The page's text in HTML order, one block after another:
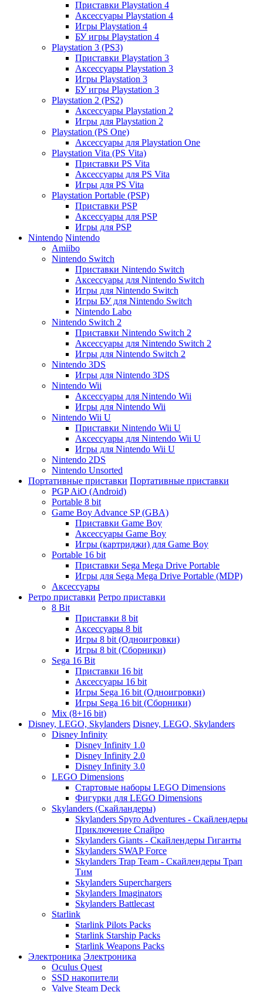
Приставки Playstation 4
Аксессуары Playstation 4
Игры Playstation 4
БУ игры Playstation 4
Playstation 3 (PS3)
Приставки Playstation 3
Аксессуары Playstation 3
Игры Playstation 3
БУ игры Playstation 3
Playstation 2 (PS2)
Аксессуары Playstation 2
Игры для Playstation 2
Playstation (PS One)
Аксессуары для Playstation One
Playstation Vita (PS Vita)
Приставки PS Vita
Аксессуары для PS Vita
Игры для PS Vita
Playstation Portable (PSP)
Приставки PSP
Аксессуары для PSP
Игры для PSP
Nintendo Nintendo
Amiibo
Nintendo Switch
Приставки Nintendo Switch
Аксессуары для Nintendo Switch
Игры для Nintendo Switch
Игры БУ для Nintendo Switch
Nintendo Labo
Nintendo Switch 2
Приставки Nintendo Switch 2
Аксессуары для Nintendo Switch 2
Игры для Nintendo Switch 2
Nintendo 3DS
Игры для Nintendo 3DS
Nintendo Wii
Аксессуары для Nintendo Wii
Игры для Nintendo Wii
Nintendo Wii U
Приставки Nintendo Wii U
Аксессуары для Nintendo Wii U
Игры для Nintendo Wii U
Nintendo 2DS
Nintendo Unsorted
Портативные приставки Портативные приставки
PGP AiO (Android)
Portable 8 bit
Game Boy Advance SP (GBA)
Приставки Game Boy
Аксессуары Game Boy
Игры (картриджи) для Game Boy
Portable 16 bit
Приставки Sega Mega Drive Portable
Игры для Sega Mega Drive Portable (MDP)
Аксессуары
Ретро приставки Ретро приставки
8 Bit
Приставки 8 bit
Аксессуары 8 bit
Игры 8 bit (Одноигровки)
Игры 8 bit (Сборники)
Sega 16 Bit
Приставки 16 bit
Аксессуары 16 bit
Игры Sega 16 bit (Одноигровки)
Игры Sega 16 bit (Сборники)
Mix (8+16 bit)
Disney, LEGO, Skylanders Disney, LEGO, Skylanders
Disney Infinity
Disney Infinity 1.0
Disney Infinity 2.0
Disney Infinity 3.0
LEGO Dimensions
Стартовые наборы LEGO Dimensions
Фигурки для LEGO Dimensions
Skylanders (Скайландеры)
Skylanders Spyro Adventures - Скайлендеры
Приключение Спайро
Skylanders Giants - Скайлендеры Гиганты
Skylanders SWAP Force
Skylanders Trap Team - Скайлендеры Трап
Тим
Skylanders Superchargers
Skylanders Imaginators
Skylanders Battlecast
Starlink
Starlink Pilots Packs
Starlink Starship Packs
Starlink Weapons Packs
Электроника Электроника
Oculus Quest
SSD накопители
Valve Steam Deck